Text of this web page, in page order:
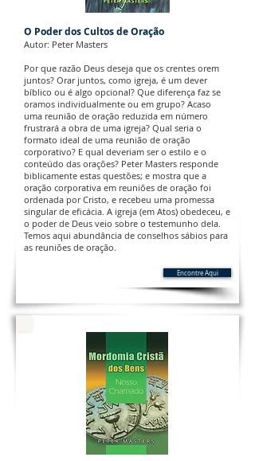
O Poder dos Cultos de Oração
Autor: Peter Masters
Por que razão Deus deseja que os crentes orem
juntos? Orar juntos, como igreja, é um dever
bíblico ou é algo opcional? Que diferença faz se
oramos individualmente ou em grupo? Acaso
uma reunião de oração reduzida em número
frustrará a obra de uma igreja? Qual seria o
formato ideal de uma reunião de oração
corporativo? E qual deveriam ser o estilo e o
conteúdo das orações? Peter Masters responde
biblicamente estas questões; e mostra que a
oração corporativa em reuniões de oração foi
ordenada por Cristo, e recebeu uma promessa
singular de eficácia. A igreja (em Atos) obedeceu, e
o poder de Deus veio sobre o testemunho dela.
Temos aqui abundância de conselhos sábios para
as reuniões de oração.
Encontre Aqui